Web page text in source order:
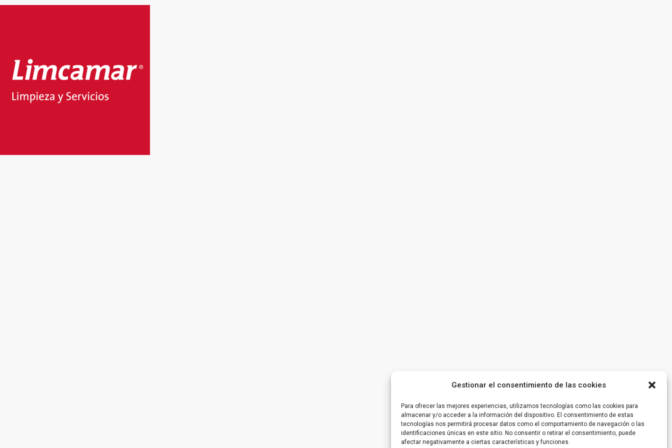
Gestionar el consentimiento de las cookies
Para ofrecer las mejores experiencias, utilizamos tecnologías como las cookies para
almacenar y/o acceder a la información del dispositivo. El consentimiento de estas
tecnologías nos permitirá procesar datos como el comportamiento de navegación o las
identificaciones únicas en este sitio. No consentir o retirar el consentimiento, puede
afectar negativamente a ciertas características y funciones.